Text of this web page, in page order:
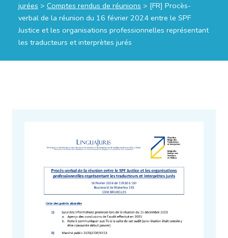
jurées > Comptes rendus de réunions > [FR] Procès-
verbal de la réunion du 16 février 2024 entre le SPF
Justice et les organisations professionnelles représentant
les traducteurs et interprètes jurés